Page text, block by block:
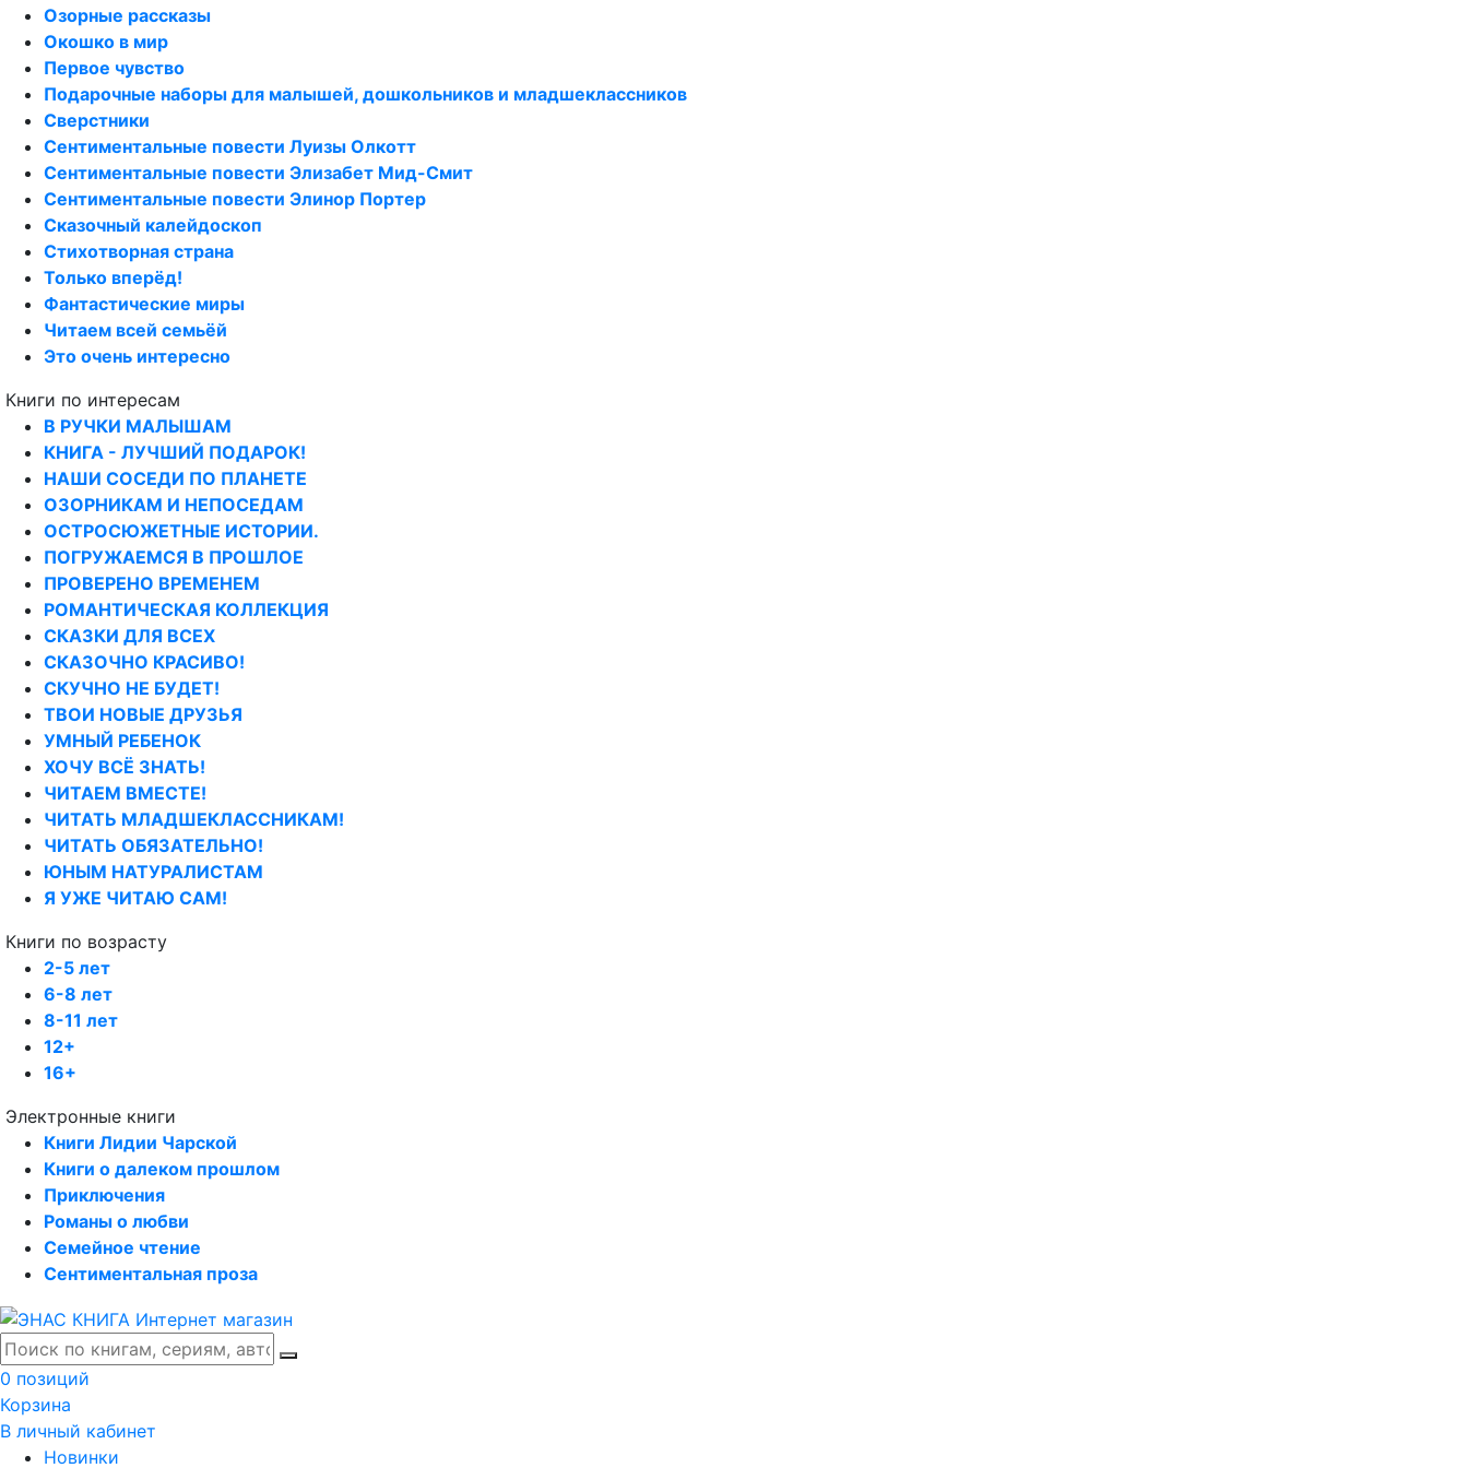
Озорные рассказы
Окошко в мир
Первое чувство
Подарочные наборы для малышей, дошкольников и младшеклассников
Сверстники
Сентиментальные повести Луизы Олкотт
Сентиментальные повести Элизабет Мид-Смит
Сентиментальные повести Элинор Портер
Сказочный калейдоскоп
Стихотворная страна
Только вперёд!
Фантастические миры
Читаем всей семьёй
Это очень интересно
Книги по интересам
В РУЧКИ МАЛЫШАМ
КНИГА - ЛУЧШИЙ ПОДАРОК!
НАШИ СОСЕДИ ПО ПЛАНЕТЕ
ОЗОРНИКАМ И НЕПОСЕДАМ
ОСТРОСЮЖЕТНЫЕ ИСТОРИИ.
ПОГРУЖАЕМСЯ В ПРОШЛОЕ
ПРОВЕРЕНО ВРЕМЕНЕМ
РОМАНТИЧЕСКАЯ КОЛЛЕКЦИЯ
СКАЗКИ ДЛЯ ВСЕХ
СКАЗОЧНО КРАСИВО!
СКУЧНО НЕ БУДЕТ!
ТВОИ НОВЫЕ ДРУЗЬЯ
УМНЫЙ РЕБЕНОК
ХОЧУ ВСЁ ЗНАТЬ!
ЧИТАЕМ ВМЕСТЕ!
ЧИТАТЬ МЛАДШЕКЛАССНИКАМ!
ЧИТАТЬ ОБЯЗАТЕЛЬНО!
ЮНЫМ НАТУРАЛИСТАМ
Я УЖЕ ЧИТАЮ САМ!
Книги по возрасту
2-5 лет
6-8 лет
8-11 лет
12+
16+
Электронные книги
Книги Лидии Чарской
Книги о далеком прошлом
Приключения
Романы о любви
Семейное чтение
Сентиментальная проза
0 позиций
Корзина
В личный кабинет
Новинки